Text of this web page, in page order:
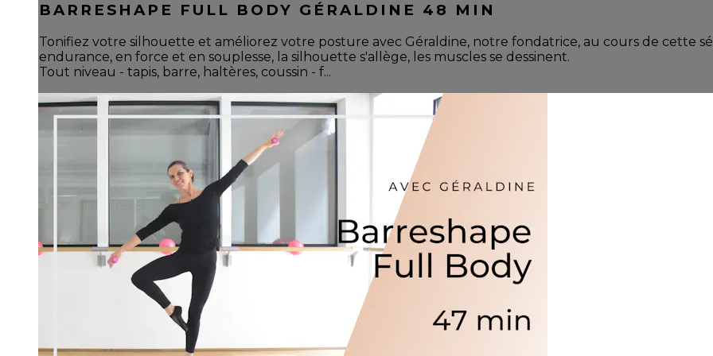
BARRESHAPE FULL BODY GÉRALDINE 48 MIN
Tonifiez votre silhouette et améliorez votre posture avec Géraldine, notre fondatrice, au cours de cette
endurance, en force et en souplesse, la silhouette s'allège, les muscles se dessinent.
Tout niveau - tapis, barre, haltères, coussin - f...